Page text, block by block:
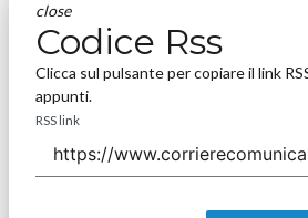
close
Codice Rss
Clicca sul pulsante per copiare il link
appunti.
RSS link